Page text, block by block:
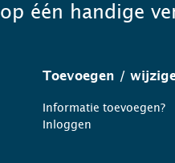
één handige
Toevoegen /
Informatie toevoegen?
Inloggen